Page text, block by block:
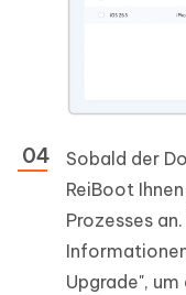
Sobald der
ReiBoot
Prozesses
Upgrade",